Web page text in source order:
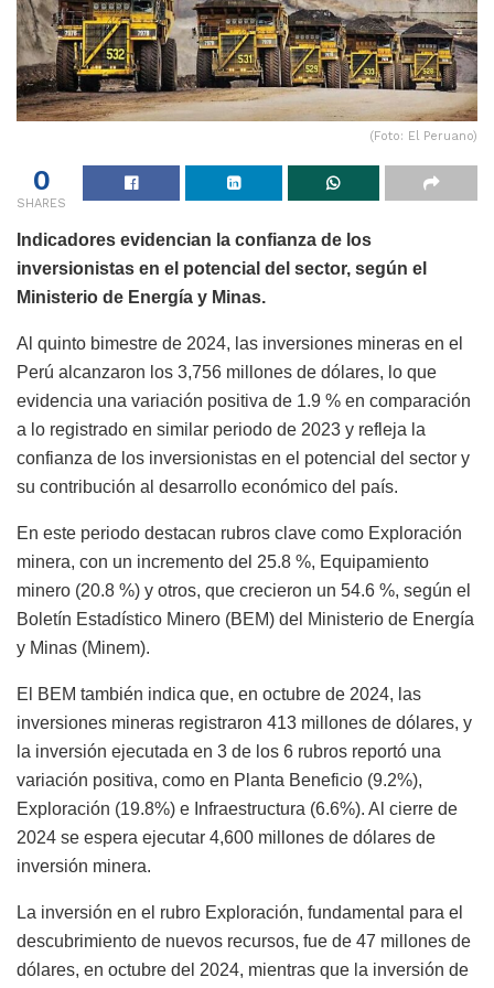
(Foto: El Peruano)
0
SHARES
Indicadores evidencian la confianza de los
inversionistas en el potencial del sector, según el
Ministerio de Energía y Minas.
Al quinto bimestre de 2024, las inversiones mineras en el
Perú alcanzaron los 3,756 millones de dólares, lo que
evidencia una variación positiva de 1.9 % en comparación
a lo registrado en similar periodo de 2023 y refleja la
confianza de los inversionistas en el potencial del sector y
su contribución al desarrollo económico del país.
En este periodo destacan rubros clave como Exploración
minera, con un incremento del 25.8 %, Equipamiento
minero (20.8 %) y otros, que crecieron un 54.6 %, según el
Boletín Estadístico Minero (BEM) del Ministerio de Energía
y Minas (Minem).
El BEM también indica que, en octubre de 2024, las
inversiones mineras registraron 413 millones de dólares, y
la inversión ejecutada en 3 de los 6 rubros reportó una
variación positiva, como en Planta Beneficio (9.2%),
Exploración (19.8%) e Infraestructura (6.6%). Al cierre de
2024 se espera ejecutar 4,600 millones de dólares de
inversión minera.
La inversión en el rubro Exploración, fundamental para el
descubrimiento de nuevos recursos, fue de 47 millones de
dólares, en octubre del 2024, mientras que la inversión de